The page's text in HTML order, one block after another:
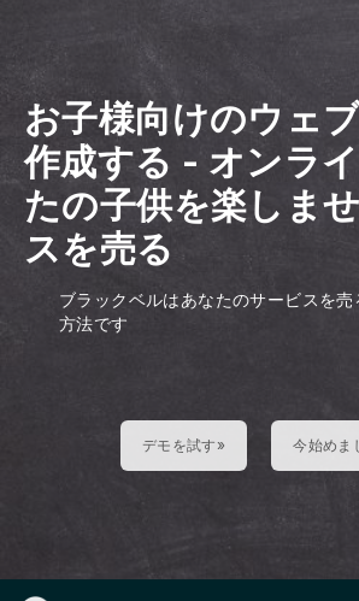
お子様向けのウェ
作成する - オンラ
たの子供を楽しま
スを売る
ブラックベルはあなたのサービスを
方法です
デモを試す» 今始めま